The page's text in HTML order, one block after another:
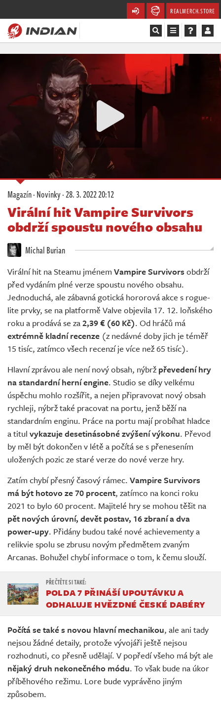
REALMERCH.STORE
Videa
Komunita
Redakce
Živě
Magazín·Novinky·28. 3. 2022 20:12
Virální hit Vampire Survivors
obdrží spoustu nového obsahu
Michal Burian
Virální hit na Steamu jménem Vampire Survivors obdrží
před vydáním plné verze spoustu nového obsahu.
Jednoduchá, ale zábavná gotická hororová akce s rogue-
lite prvky, se na platformě Valve objevila 17. 12. loňského
roku a prodává se za2,39 € (60 Kč). Od hráčů má
extrémně kladní recenze (z nedávné doby jich je téměř
15 tisíc, zatímco všech recenzí je více než 65 tisíc).
Hlavní zprávou ale není nový obsah, nýbrž převedení hry
na standardní herní engine. Studio se díky velkému
úspěchu mohlo rozšířit, a nejen připravovat nový obsah
rychleji, nýbrž také pracovat na portu, jenž běží na
standardním enginu. Práce na portu mají probíhat hladce
a titul vykazuje desetinásobné zvýšení výkonu. Převod
by měl být dokončen v létě a počítá se s přenesením
uložených pozic ze staré verze do nové verze hry.
Zatím chybí přesný časový rámec. Vampire Survivors
má být hotovo ze 70 procent, zatímco na konci roku
2021 to bylo 60 procent. Majitelé hry se mohou těšit na
pět nových úrovní, devět postav, 16 zbraní a dva
power-upy. Přidány budou také nové achievementy a
relikvie spolu se zbrusu novým předmětem zvaným
Arcanas. Bohužel chybí informace o tom, k čemu slouží.
POLDA 7 PŘINÁŠÍ UPOUTÁVKU A
ODHALUJE HVĚZDNÉ ČESKÉ DABÉRY
Počítá se také s novou hlavní mechanikou, ale ani tady
nejsou žádné detaily, protože vývojáři ještě nejsou
rozhodnuti, co přesně udělají. V popředí všeho má být ale
nějaký druh nekonečného módu. To však bude na úkor
příběhového režimu. Lore bude vyprávěno jiným
způsobem.